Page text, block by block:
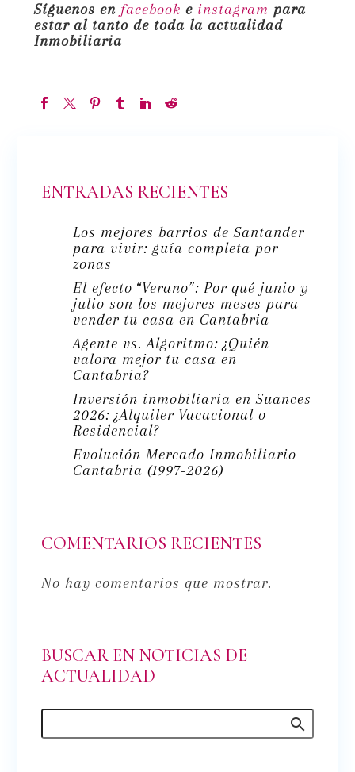
Síguenos en facebook e instagram para
estar al tanto de toda la actualidad
Inmobiliaria
ENTRADAS RECIENTES
Los mejores barrios de Santander
para vivir: guía completa por
zonas
El efecto “Verano”: Por qué junio y
julio son los mejores meses para
vender tu casa en Cantabria
Agente vs. Algoritmo: ¿Quién
valora mejor tu casa en
Cantabria?
Inversión inmobiliaria en Suances
2026: ¿Alquiler Vacacional o
Residencial?
Evolución Mercado Inmobiliario
Cantabria (1997-2026)
COMENTARIOS RECIENTES
No hay comentarios que mostrar.
BUSCAR EN NOTICIAS DE
ACTUALIDAD